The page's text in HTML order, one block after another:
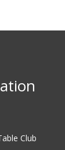
Club